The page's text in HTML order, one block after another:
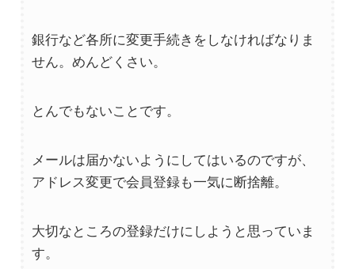
銀行など各所に変更手続きをしなければなりま
せん。めんどくさい。
とんでもないことです。
メールは届かないようにしてはいるのですが、
アドレス変更で会員登録も一気に断捨離。
大切なところの登録だけにしようと思っていま
す。